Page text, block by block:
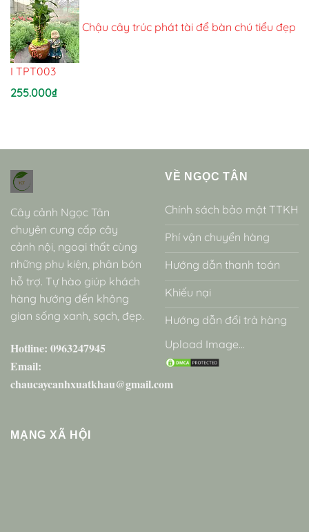
Chậu cây trúc phát tài để bàn chú tiểu đẹp
I TPT003
255.000₫
Cây cảnh Ngọc Tân
chuyên cung cấp cây
cảnh nội, ngoại thất cùng
những phụ kiện, phân bón
hỗ trợ. Tự hào giúp khách
hàng hướng đến không
gian sống xanh, sạch, đẹp.
Hotline: 0963247945
Email:
chaucaycanhxuatkhau@gmail.com
VỀ NGỌC TÂN
Chính sách bảo mật TTKH
Phí vận chuyển hàng
Hướng dẫn thanh toán
Khiếu nại
Hướng dẫn đổi trả hàng
Upload Image...
MẠNG XÃ HỘI